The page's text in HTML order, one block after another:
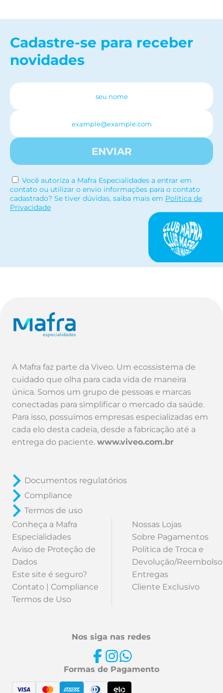
Cadastre-se para receber
novidades
ENVIAR
Você autoriza a Mafra Especialidades a entrar em
contato ou utilizar o envio informações para o contato
cadastrado? Se tiver dúvidas, saiba mais em Política de
Privacidade
A Mafra faz parte da Viveo. Um ecossistema de
cuidado que olha para cada vida de maneira
única. Somos um grupo de pessoas e marcas
conectadas para simplificar o mercado da saúde.
Para isso, possuímos empresas especializadas em
cada elo desta cadeia, desde a fabricação até a
entrega do paciente.www.viveo.com.br
Documentos regulatórios
Compliance
Termos de uso
Conheça a Mafra
Especialidades
Aviso de Proteção de
Dados
Este site é seguro?
Contato | Compliance
Termos de Uso
Nossas Lojas
Sobre Pagamentos
Politica de Troca e
Devolução/Reembolso
Entregas
Cliente Exclusivo
Nos siga nas redes
Formas de Pagamento